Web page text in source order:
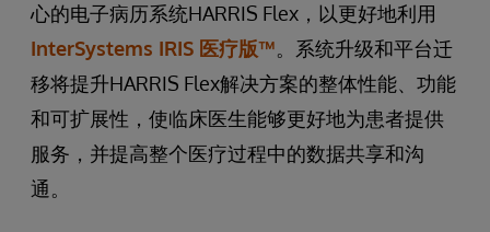
心的电子病历系统HARRIS Flex，以更好地利用
InterSystems IRIS 医疗版™。系统升级和平台迁
移将提升HARRIS Flex解决方案的整体性能、功能
和可扩展性，使临床医生能够更好地为患者提供
服务，并提高整个医疗过程中的数据共享和沟
通。